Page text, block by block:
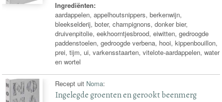
Ingrediënten:
aardappelen, appelhoutsnippers, berkenwijn,
bleekselderij, boter, champignons, donker bier,
druivenpitolie, eekhoorntjesbrood, eiwitten, gedroogde
paddenstoelen, gedroogde verbena, hooi, kippenbouillon,
prei, tijm, ui, varkensstaarten, vitelote-aardappelen, water
en wortel
Recept uit Noma:
Ingelegde groenten en gerookt beenmerg